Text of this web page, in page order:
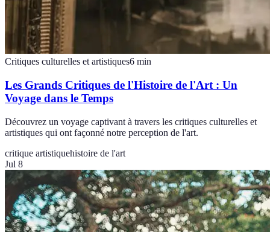
Critiques culturelles et artistiques6 min
Les Grands Critiques de l'Histoire de l'Art : Un
Voyage dans le Temps
Découvrez un voyage captivant à travers les critiques culturelles et
artistiques qui ont façonné notre perception de l'art.
critique artistiquehistoire de l'art
Jul 8